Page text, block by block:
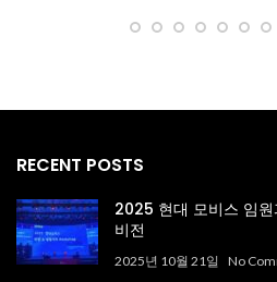
RECENT POSTS
2025 현대 모비스 임
비전
2025년 10월 21일 No